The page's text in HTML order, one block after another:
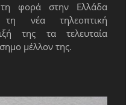
φορά στην Ελλάδα
νέα τηλεοπτική
της τα τελευταία
μέλλον της.